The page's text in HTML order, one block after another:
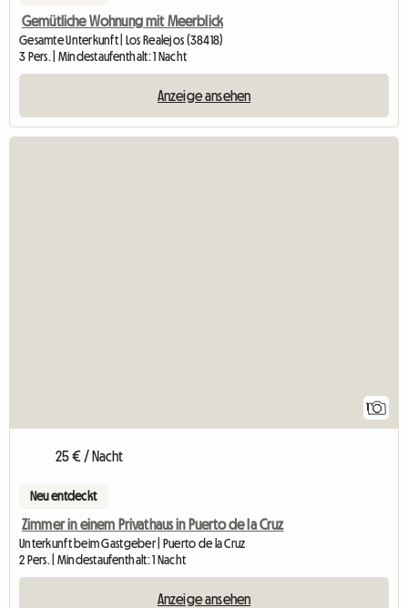
Gemütliche Wohnung mit Meerblick
Gesamte Unterkunft | Los Realejos (38418)
3 Pers. | Mindestaufenthalt: 1 Nacht
Anzeige ansehen
25 € / Nacht
Neu entdeckt
Zimmer in einem Privathaus in Puerto de la Cruz
Unterkunft beim Gastgeber | Puerto de la Cruz
2 Pers. | Mindestaufenthalt: 1 Nacht
Anzeige ansehen